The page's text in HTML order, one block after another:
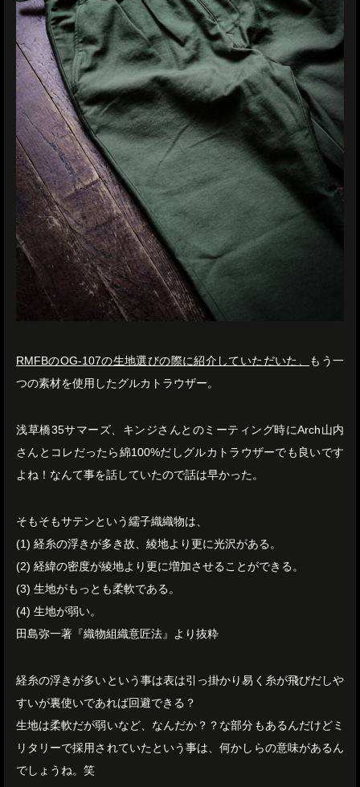
RMFBのOG-107の生地選びの際に紹介していただいた、
もう一
つの素材を使用したグルカトラウザー。
浅草橋35サマーズ、キンジさんとのミーティング時にArch山内
さんとコレだったら綿100%だしグルカトラウザーでも良いです
よね！なんて事を話していたので話は早かった。
そもそもサテンという繻子織織物は、
(1) 経糸の浮きが多き故、綾地より更に光沢がある。
(2) 経緯の密度が綾地より更に増加させることができる。
(3) 生地がもっとも柔軟である。
(4) 生地が弱い。
田島弥一著『織物組織意匠法』より抜粋
経糸の浮きが多いという事は表は引っ掛かり易く糸が飛びだしや
すいが裏使いであれば回避できる？
生地は柔軟だが弱いなど、なんだか？？な部分もあるんだけどミ
リタリーで採用されていたという事は、何かしらの意味があるん
でしょうね。笑